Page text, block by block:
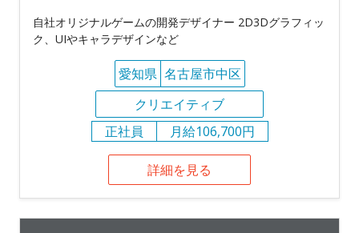
自社オリジナルゲームの開発デザイナー 2D3Dグラフィッ
ク、UIやキャラデザインなど
愛知県 名古屋市中区
クリエイティブ
正社員
月給106,700円
詳細を見る